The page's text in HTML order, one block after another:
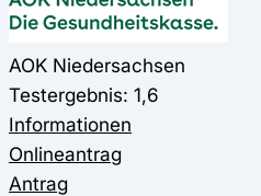
AOK Niedersachsen
Testergebnis: 1,6
Informationen
Onlineantrag
Antrag